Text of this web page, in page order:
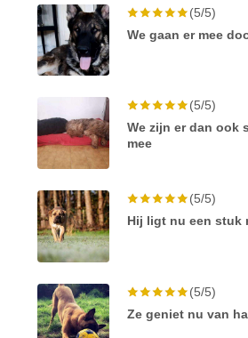
(5/5)
We gaan er mee
(5/5)
We zijn er dan ook
mee
(5/5)
Hij ligt nu een stuk
(5/5)
Ze geniet nu van